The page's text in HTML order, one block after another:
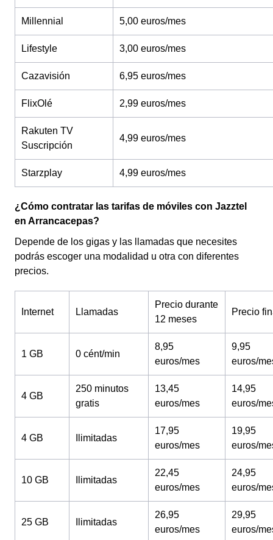
Millennial 5,00 euros/mes
Lifestyle 3,00 euros/mes
Cazavisión 6,95 euros/mes
FlixOlé 2,99 euros/mes
Rakuten TV
Suscripción
4,99 euros/mes
Starzplay 4,99 euros/mes
¿Cómo contratar las tarifas de móviles con Jazztel
en Arrancacepas?
Depende de los gigas y las llamadas que necesites
podrás escoger una modalidad u otra con diferentes
precios.
Internet Llamadas
Precio durante
12 meses
Precio
1 GB 0 cént/min
8,95
euros/mes
9,95
euros/
4 GB
250 minutos
gratis
13,45
euros/mes
14,95
euros/
4 GB Ilimitadas
17,95
euros/mes
19,95
euros/
10 GB Ilimitadas
22,45
euros/mes
24,95
euros/
25 GB Ilimitadas
26,95
euros/mes
29,95
euros/